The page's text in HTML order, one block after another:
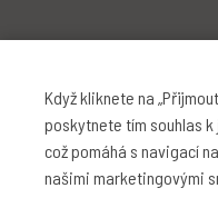
Když kliknete na
poskytnete tím souhlas
což pomáhá s navigací
našimi marketingovými